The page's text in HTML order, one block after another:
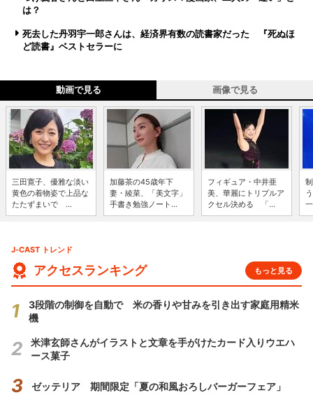
は？
死去した丹羽宇一郎さんは、経済界有数の読書家だった 『死ぬほ
ど読書』ベストセラーに
動画で見る 画像で見る
三田寛子、優雅な淡い
黄色の着物姿で上品な
たたずまいで ...
加藤茶の45歳年下
妻・綾菜、「美文字」
手書き勉強ノート...
フィギュア・中井亜
美、華麗にトリプルア
クセル決める 「...
J-CAST トレンド
アクセスランキング もっと見る
3段階の制御を自動で 米の香りや甘みを引き出す家庭用精米
機
米津玄師さんがイラストと文章を手がけたカード入りウエハ
ース菓子
ゼッテリア 期間限定「夏の和風おろしバーガーフェア」